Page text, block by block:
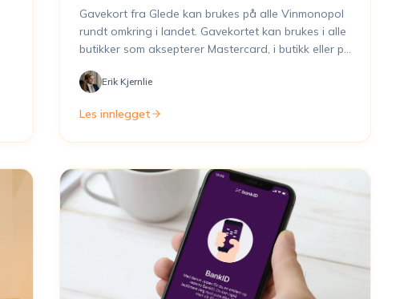
Gavekort fra Glede kan brukes på alle Vinmonopol
rundt omkring i landet. Gavekortet kan brukes i alle
butikker som aksepterer Mastercard, i butikk eller på
Erik Kjernlie
Les innlegget